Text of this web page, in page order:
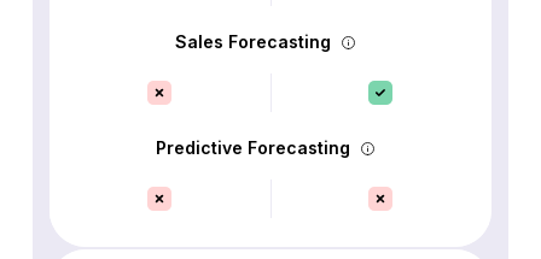
Sales Forecasting
Predictive Forecasting